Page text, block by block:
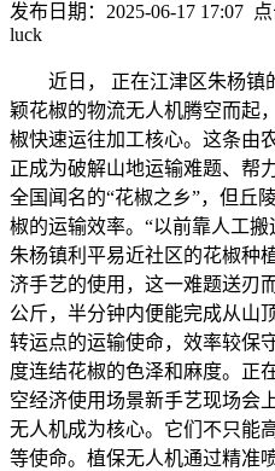
发布日期：2025-06-17 17:07 点
luck
近日， 正在江津区朱杨镇
颖花椒的物流无人机腾空而起
椒快速运往加工核心。这条由
正成为破解山地运输难题、帮
全国闻名的“花椒之乡”，但丘
椒的运输效率。“以前靠人工
朱杨镇利平易近社区的花椒种
济手艺的使用，这一难题送刃
公斤，半分钟内便能完成从山
转运点的运输使命，效率较保
度连结花椒的色泽和麻度。正
空经济使用场景新手艺现场会
无人机成为核心。它们不只能
等使命。植保无人机通过精准